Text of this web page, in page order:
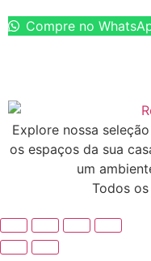
Compre no
Explore nossa
os espaços da sua
um
Todos